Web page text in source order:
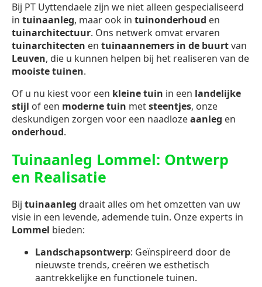
Bij PT Uyttendaele zijn we niet alleen gespecialiseerd
in tuinaanleg, maar ook in tuinonderhoud en
tuinarchitectuur. Ons netwerk omvat ervaren
tuinarchitecten en tuinaannemers in de buurtvan
Leuven, die u kunnen helpen bij het realiseren van de
mooiste tuinen.
Of u nu kiest voor een kleine tuin in een landelijke
stijl of een moderne tuin metsteentjes, onze
deskundigen zorgen voor een naadlozeaanleg en
onderhoud.
Tuinaanleg Lommel: Ontwerp
en Realisatie
Bij tuinaanleg draait alles om het omzetten van uw
visie in een levende, ademende tuin. Onze experts in
Lommel bieden:
Landschapsontwerp: Geïnspireerd door de
nieuwste trends, creëren we esthetisch
aantrekkelijke en functionele tuinen.